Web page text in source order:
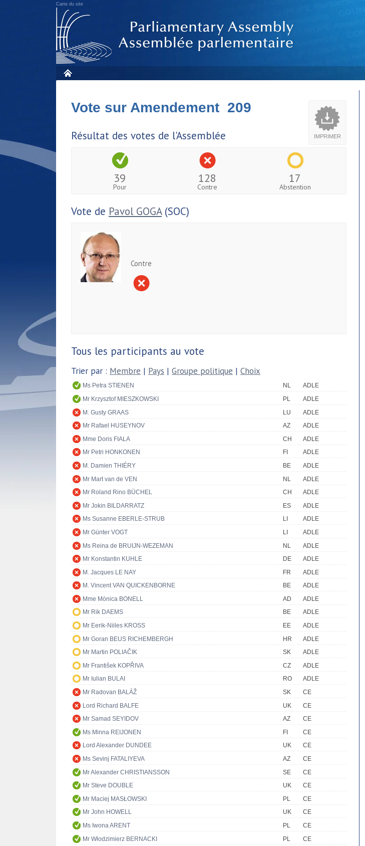
Carte du site
IMPRIMER
Vote sur Amendement 209
Résultat des votes de l'Assemblée
39
Pour
128
Contre
17
Abstention
Vote de Pavol GOGA(SOC)
Contre
Tous les participants au vote
Trier par : Membre | Pays | Groupe politique | Choix
Ms Petra STIENEN NL
ADLE
Mr Krzysztof MIESZKOWSKI
PL
ADLE
M. Gusty GRAAS
LU
ADLE
Mr Rafael HUSEYNOV
AZ
ADLE
Mme Doris FIALA
CH
ADLE
Mr Petri HONKONEN
FI
ADLE
M. Damien THIÉRY
BE
ADLE
Mr Mart van de VEN
NL
ADLE
Mr Roland Rino BÜCHEL
CH
ADLE
Mr Jokin BILDARRATZ
ES
ADLE
Ms Susanne EBERLE-STRUB
LI
ADLE
Mr Günter VOGT
LI
ADLE
Ms Reina de BRUIJN-WEZEMAN
NL
ADLE
Mr Konstantin KUHLE
DE
ADLE
M. Jacques LE NAY
FR
ADLE
M. Vincent VAN QUICKENBORNE
BE
ADLE
Mme Mònica BONELL
AD
ADLE
Mr Rik DAEMS
BE
ADLE
Mr Eerik-Niiles KROSS
EE
ADLE
Mr Goran BEUS RICHEMBERGH
HR
ADLE
Mr Martin POLIAČIK
SK
ADLE
Mr František KOPŘIVA
CZ
ADLE
Mr Iulian BULAI
RO
ADLE
Mr Radovan BALÁŽ
SK
CE
Lord Richard BALFE
UK
CE
Mr Samad SEYIDOV
AZ
CE
Ms Minna REIJONEN
FI
CE
Lord Alexander DUNDEE
UK
CE
Ms Sevinj FATALIYEVA
AZ
CE
Mr Alexander CHRISTIANSSON
SE
CE
Mr Steve DOUBLE
UK
CE
Mr Maciej MASŁOWSKI
PL
CE
Mr John HOWELL
UK
CE
Ms Iwona ARENT
PL
CE
Mr Włodzimierz BERNACKI
PL
CE